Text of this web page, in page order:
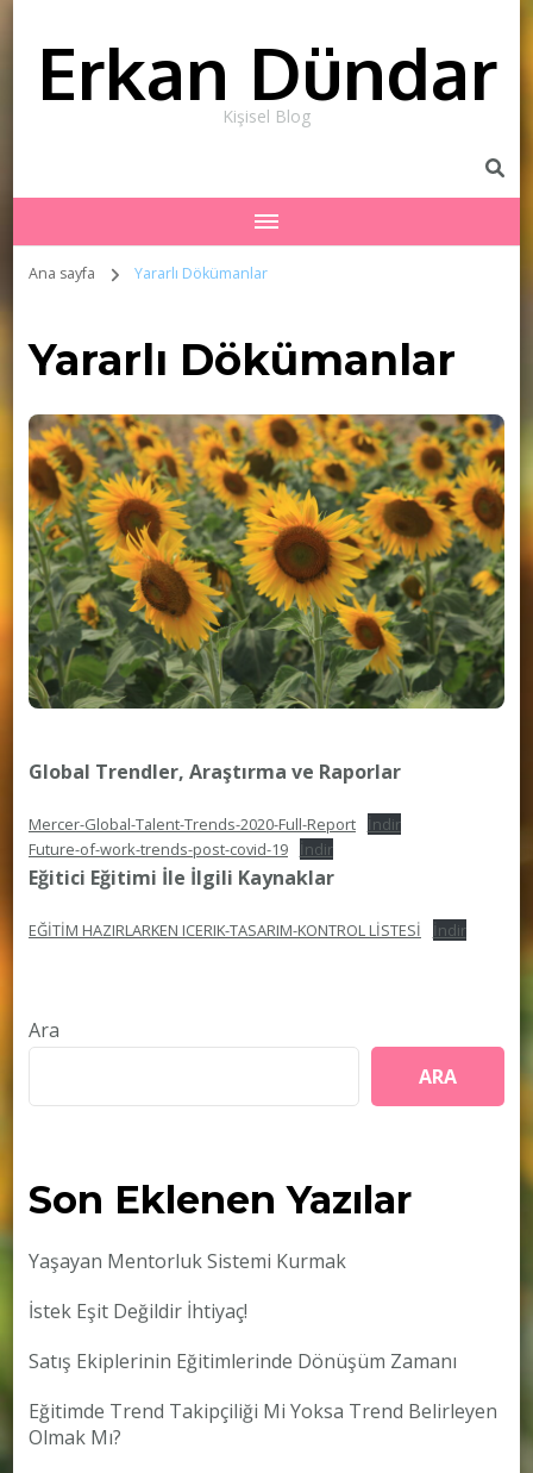
Erkan Dündar
Kişisel Blog
Ana sayfa Yararlı Dökümanlar
Yararlı Dökümanlar
Global Trendler, Araştırma ve Raporlar
Mercer-Global-Talent-Trends-2020-Full-Report
İndir
Future-of-work-trends-post-covid-19
İndir
Eğitici Eğitimi İle İlgili Kaynaklar
EĞİTİM HAZIRLARKEN ICERIK-TASARIM-KONTROL LİSTESİ İndir
Ara
ARA
Son Eklenen Yazılar
Yaşayan Mentorluk Sistemi Kurmak
İstek Eşit Değildir İhtiyaç!
Satış Ekiplerinin Eğitimlerinde Dönüşüm Zamanı
Eğitimde Trend Takipçiliği Mi Yoksa Trend Belirleyen
Olmak Mı?